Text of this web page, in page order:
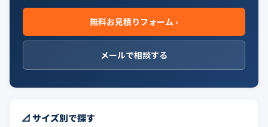
無料お見積りフォーム ›
メールで相談する
📐 サイズ別で探す